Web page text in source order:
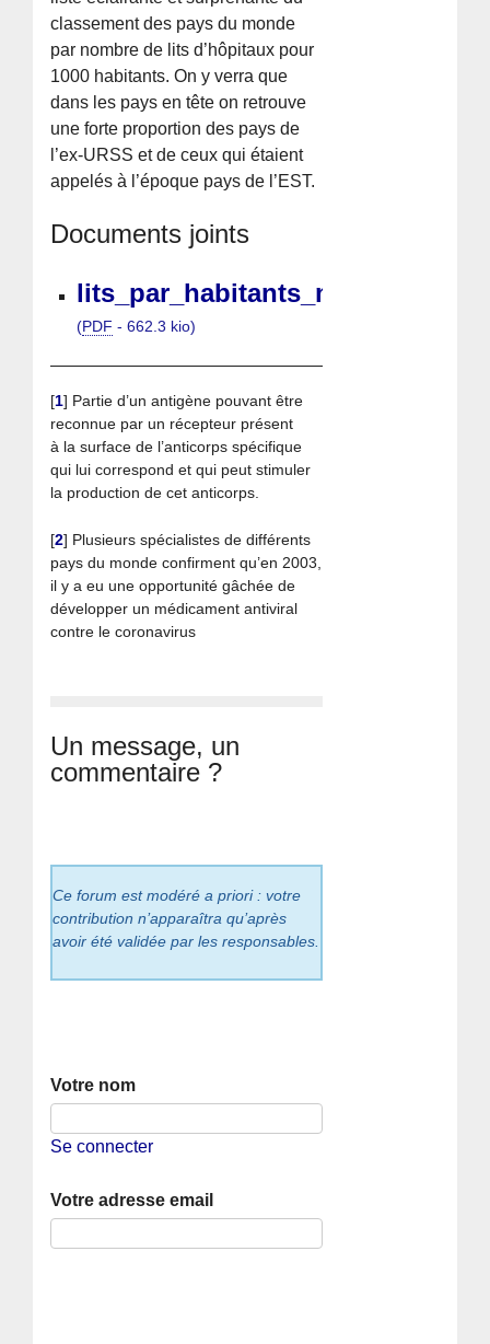
classement des pays du monde
par nombre de lits d’hôpitaux pour
1000 habitants. On y verra que
dans les pays en tête on retrouve
une forte proportion des pays de
l’ex-URSS et de ceux qui étaient
appelés à l’époque pays de l’EST.
Documents joints
lits_par_habitants_monde.pdf
(PDF -662.3 kio)
[1] Partie d’un antigène pouvant être
reconnue par un récepteur présent
à la surface de l’anticorps spécifique
qui lui correspond et qui peut stimuler
la production de cet anticorps.
[2] Plusieurs spécialistes de différents
pays du monde confirment qu’en 2003,
il y a eu une opportunité gâchée de
développer un médicament antiviral
contre le coronavirus
Un message, un
commentaire ?
Ce forum est modéré a priori : votre
contribution n’apparaîtra qu’après
avoir été validée par les responsables.
Votre nom
Se connecter
Votre adresse email